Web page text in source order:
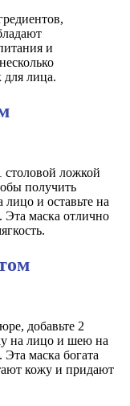
и
лица.
ложкой
получить
и оставьте на
Эта маска отлично
добавьте 2
на лицо и шею на
маска богата
кожу и придают